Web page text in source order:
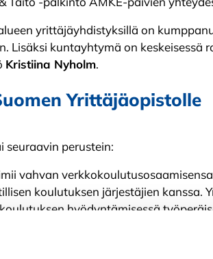
yrittäjäyhdistyksillä on
kuntayhtymä on keskeisessä
Kristiina Nyholm.
Yrittäjäopistolle
seuraavin perustein:
vahvan
koulutuksen järjestäjien kanssa.
hyödyntämisessä